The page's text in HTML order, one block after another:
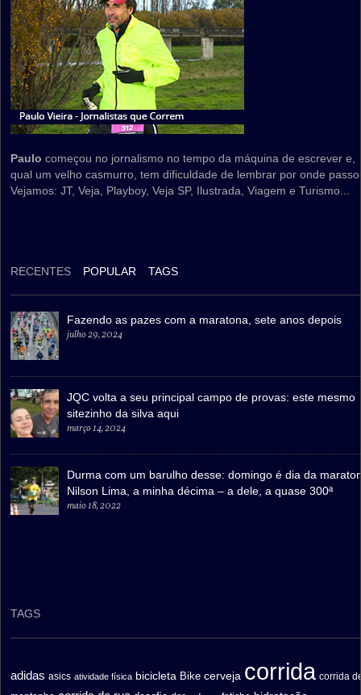
Paulo começou no jornalismo no tempo da máquina de escrever e,
qual um velho casmurro, tem dificuldade de lembrar por onde
Vejamos: JT, Veja, Playboy, Veja SP, Ilustrada, Viagem e Turismo...
RECENTES POPULAR TAGS
Fazendo as pazes com a maratona, sete anos depois
julho 29, 2024
JQC volta a seu principal campo de provas: este mesmo
sitezinho da silva aqui
março 14, 2024
Durma com um barulho desse: domingo é dia da
Nilson Lima, a minha décima – a dele, a quase 300ª
maio 18, 2022
TAGS
adidas asics atividade física bicicleta Bike cerveja corrida corrida